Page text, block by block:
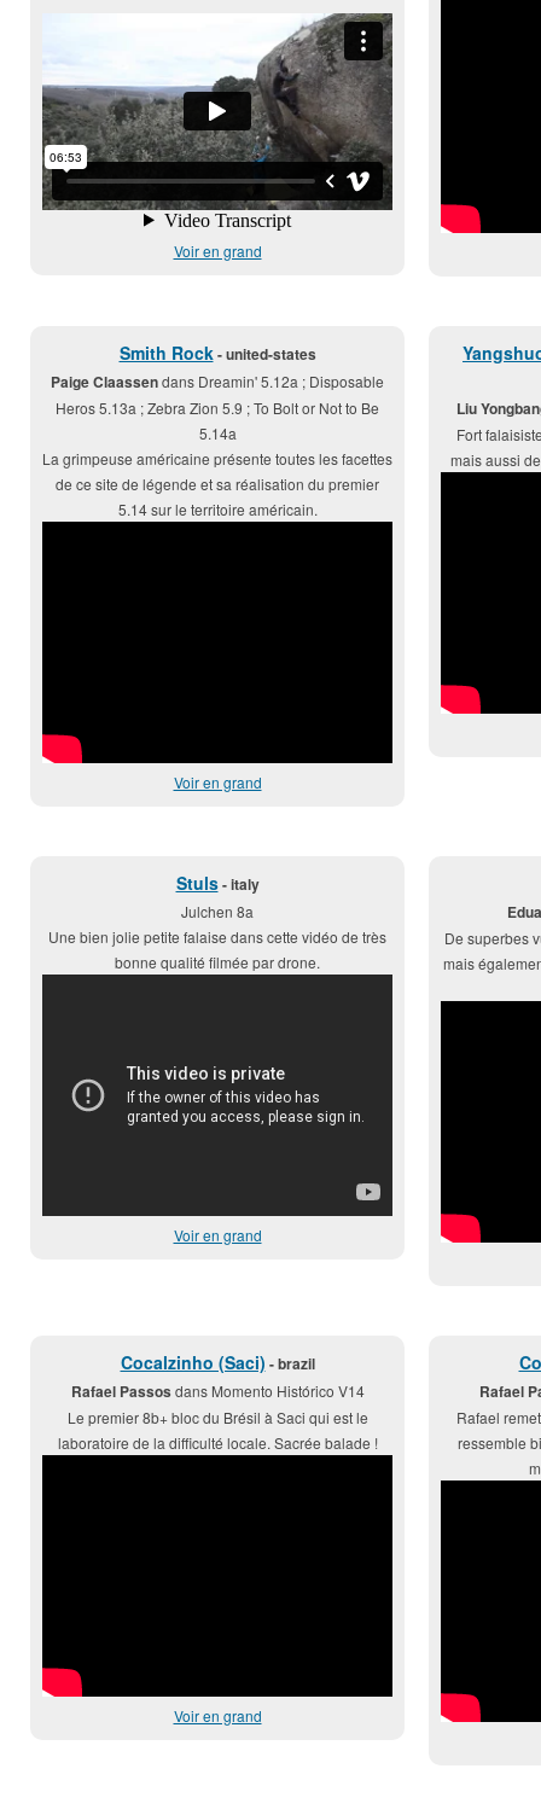
Voir en grand
Smith Rock- united-states
Paige Claassendans Dreamin' 5.12a ; Disposable
Heros 5.13a ; Zebra Zion 5.9 ; To Bolt or Not to Be
5.14a
La grimpeuse américaine présente toutes les facettes
de ce site de légende et sa réalisation du premier
5.14 sur le territoire américain.
Voir en grand
Liu
Fort
mais aussi
Stuls- italy
Julchen 8a
Une bien jolie petite falaise dans cette vidéo de très
bonne qualité filmée par drone.
Voir en grand
De superbes
mais
Cocalzinho (Saci) - brazil
Rafael Passos dans Momento Histórico V14
Le premier 8b+ bloc du Brésil à Saci qui est le
laboratoire de la difficulté locale. Sacrée balade !
Voir en grand
Rafael
Rafael
ressemble